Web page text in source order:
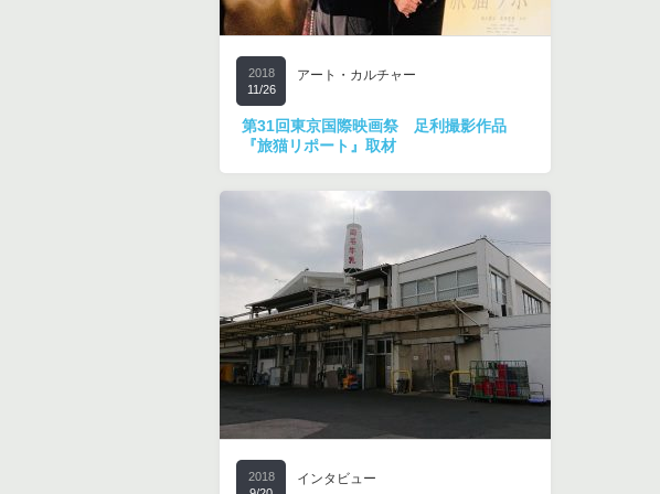
2018
11/26
アート・カルチャー
第31回東京国際映画祭 足利撮影作品
『旅猫リポート』取材
2018
インタビュー